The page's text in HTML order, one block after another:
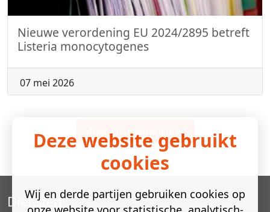
Nieuwe verordening EU 2024/2895 betreft
Listeria monocytogenes
07 mei 2026
Meer nieuwsberichten
Diensten
Deze website gebruikt
cookies
Wij en derde partijen gebruiken cookies op